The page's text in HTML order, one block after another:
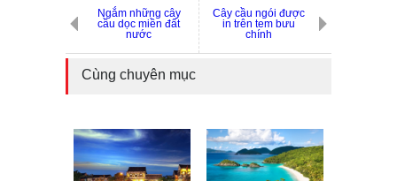
Ngắm những cây
cầu dọc miền đất
nước
Cây cầu ngói được
in trên tem bưu
chính
Cùng chuyên mục